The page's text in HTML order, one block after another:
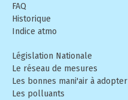
FAQ
Historique
Indice atmo
Législation Nationale
Le réseau de mesures
Les bonnes mani'air à adopter
Les polluants